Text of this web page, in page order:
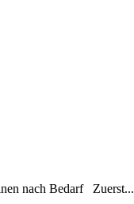
nach Bedarf Zuerst...